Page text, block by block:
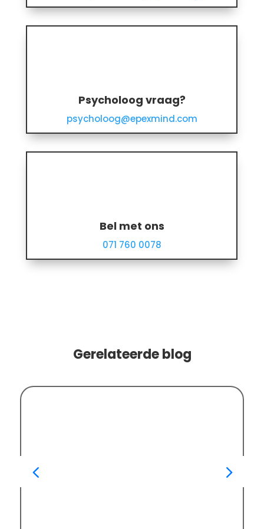
Psycholoog vraag?
psycholoog@epexmind.com
Bel met ons
071 760 0078
Gerelateerde blog